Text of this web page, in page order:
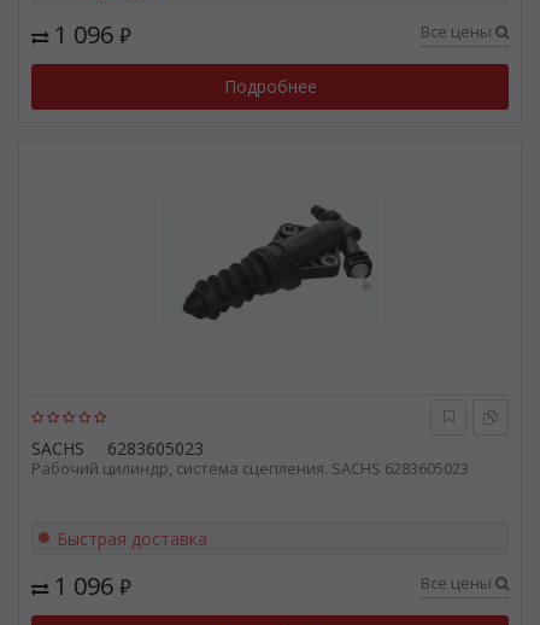
1 096 ₽ Все цены
Подробнее
SACHS 6283605023
Рабочий цилиндр, система сцепления. SACHS 6283605023
Быстрая доставка
1 096 ₽ Все цены